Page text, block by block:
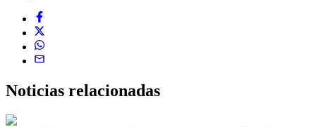
Noticias relacionadas